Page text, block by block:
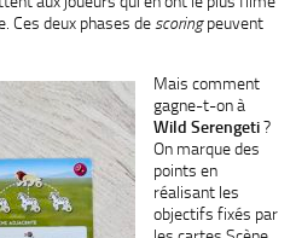
Ces deux phases descoringpeuvent
Mais comment
gagne-t-on à
Wild Serengeti?
On marque des
points en
réalisant les
objectifs fixés par